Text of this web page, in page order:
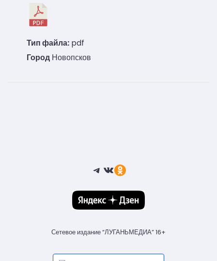
Тип файла: pdf
Город Новопсков
Telegram
ВКонтакте
Ссылка
Сетевое издание “ЛУГАНЬМЕДИА” 16+